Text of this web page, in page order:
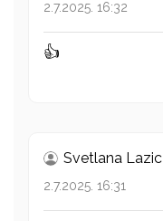
2.7.2025. 16:32
👍
Svetlana Lazic
2.7.2025. 16:31